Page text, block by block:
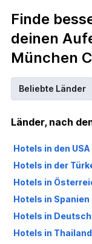
Finde
deinen
München
Beliebte Länder
Länder, nach
Hotels in den USA
Hotels in der
Hotels in
Hotels in Spanien
Hotels in
Hotels in Thailand